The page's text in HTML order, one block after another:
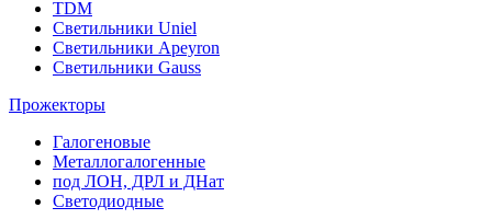
TDM
Светильники Uniel
Светильники Apeyron
Светильники Gauss
Прожекторы
Галогеновые
Металлогалогенные
под ЛОН, ДРЛ и ДНат
Светодиодные